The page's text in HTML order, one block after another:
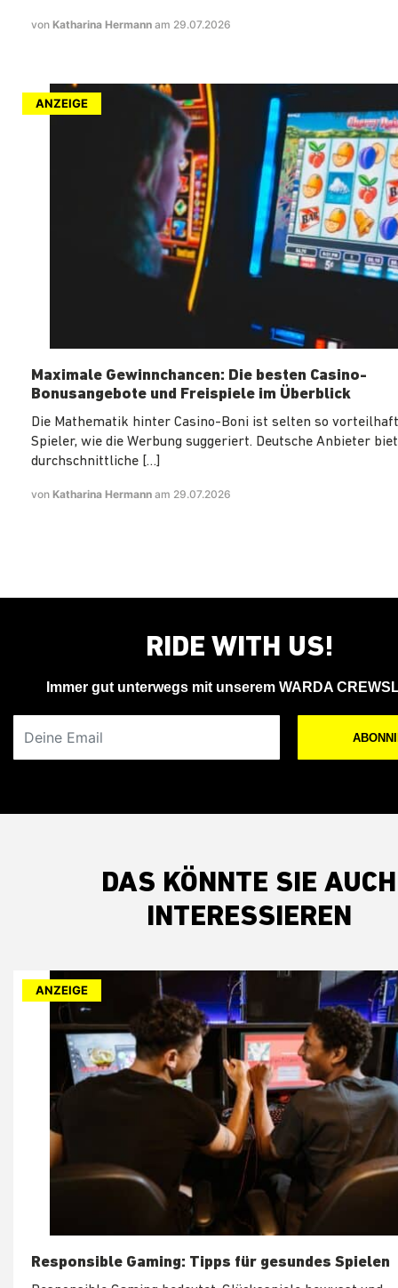
von Katharina Hermann am 29.07.2026
ANZEIGE
Maximale Gewinnchancen: Die besten Casino-
Bonusangebote und Freispiele im Überblick
Die Mathematik hinter Casino-Boni ist selten so
Spieler, wie die Werbung suggeriert. Deutsche Anbieter
durchschnittliche […]
von Katharina Hermann am 29.07.2026
RIDE WITH US!
Immer gut unterwegs mit unserem WARDA
DAS KÖNNTE SIE AUCH
INTERESSIEREN
ANZEIGE
Responsible Gaming: Tipps für gesundes Spielen